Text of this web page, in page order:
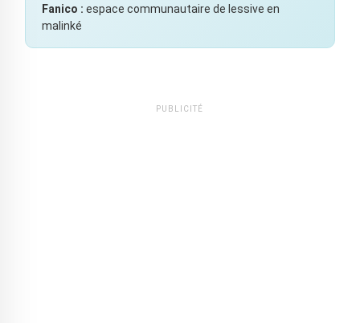
Fanico : espace communautaire de lessive en
malinké
PUBLICITÉ